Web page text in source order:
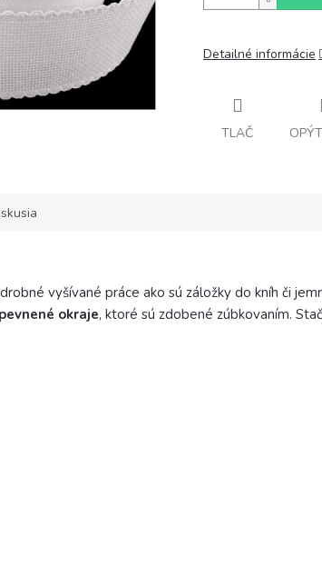
Detailné informácie
TLAČ
vyšívané práce ako sú záložky do kníh či
okraje, ktoré sú zdobené zúbkovaním.